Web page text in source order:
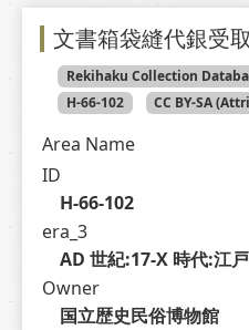
文書箱袋縫代銀受
H-66-102
CC BY-SA
Area Name
ID
H-66-102
era_3
AD 世紀:17-X 時代:江
Owner
国立歴史民俗博物館